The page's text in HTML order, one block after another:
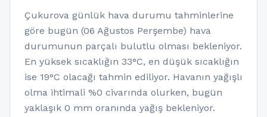
Çukurova günlük hava durumu tahminlerine
göre bugün (06 Ağustos Perşembe) hava
durumunun parçalı bulutlu olması bekleniyor.
En yüksek sıcaklığın 33°C, en düşük sıcaklığın
ise 19°C olacağı tahmin ediliyor. Havanın yağışlı
olma ihtimali %0 civarında olurken, bugün
yaklaşık 0 mm oranında yağış bekleniyor.